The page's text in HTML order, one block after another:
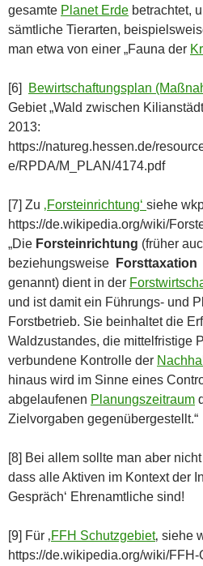
gesamte Planet Erde betrachtet,
sämtliche Tierarten,
man etwa von einer „Fauna der
[6] Bewirtschaftungsplan
Gebiet „Wald zwischen
2013:
https://natureg.hessen.de/
e/RPDA/M_PLAN/4174.pdf
[7] Zu ‚Forsteinrichtung‘ siehe
https://de.wikipedia.org/wiki/
„Die Forsteinrichtung (früher
beziehungsweise
Forsttaxation
genannt) dient in der
und ist damit ein Führungs- und
Forstbetrieb. Sie beinhaltet die
Waldzustandes, die mittelfristige
verbundene Kontrolle der
hinaus wird im Sinne eines
abgelaufenen Planungszeitraum
Zielvorgaben gegenübergestellt.“
[8] Bei allem sollte man aber
dass alle Aktiven im Kontext der
Gespräch‘ Ehrenamtliche sind!
[9] Für ‚FFH Schutzgebiet‚ siehe
https://de.wikipedia.org/wiki/FFH-